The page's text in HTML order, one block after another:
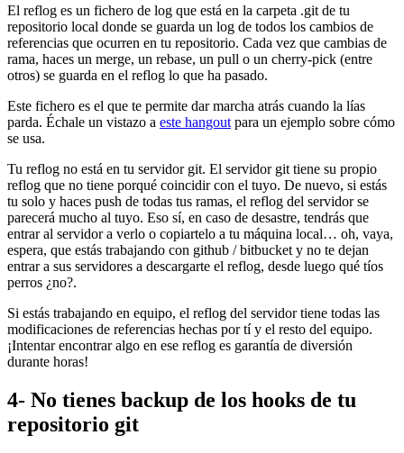
El reflog es un fichero de log que está en la carpeta .git de tu
repositorio local donde se guarda un log de todos los cambios de
referencias que ocurren en tu repositorio. Cada vez que cambias de
rama, haces un merge, un rebase, un pull o un cherry-pick (entre
otros) se guarda en el reflog lo que ha pasado.
Este fichero es el que te permite dar marcha atrás cuando la lías
parda. Échale un vistazo a este hangout para un ejemplo sobre cómo
se usa.
Tu reflog no está en tu servidor git. El servidor git tiene su propio
reflog que no tiene porqué coincidir con el tuyo. De nuevo, si estás
tu solo y haces push de todas tus ramas, el reflog del servidor se
parecerá mucho al tuyo. Eso sí, en caso de desastre, tendrás que
entrar al servidor a verlo o copiartelo a tu máquina local… oh, vaya,
espera, que estás trabajando con github / bitbucket y no te dejan
entrar a sus servidores a descargarte el reflog, desde luego qué tíos
perros ¿no?.
Si estás trabajando en equipo, el reflog del servidor tiene todas las
modificaciones de referencias hechas por tí y el resto del equipo.
¡Intentar encontrar algo en ese reflog es garantía de diversión
durante horas!
4- No tienes backup de los hooks de tu
repositorio git